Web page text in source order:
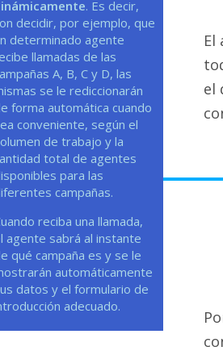
. Es decir,
decidir, por ejemplo, que
determinado agente
llamadas de las
A, B, C y D, las
se le rediccionarán
forma automática cuando
conveniente, según el
de trabajo y la
total de agentes
para las
campañas.
reciba una llamada,
agente sabrá al instante
qué campaña es y se le
automáticamente
datos y el formulario de
adecuado.
El
el